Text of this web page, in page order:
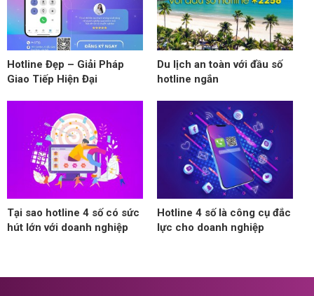
Hotline Đẹp – Giải Pháp
Giao Tiếp Hiện Đại
Du lịch an toàn với đầu số
hotline ngắn
Tại sao hotline 4 số có sức
hút lớn với doanh nghiệp
Hotline 4 số là công cụ đắc
lực cho doanh nghiệp